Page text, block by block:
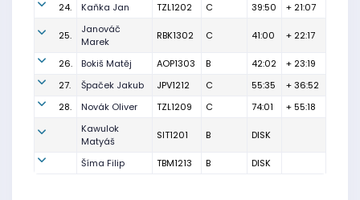
24.
Kaňka Jan TZL1202 C 39:50 + 21:07
25.
Janováč
Marek
RBK1302 C 41:00 + 22:17
26. Bokiš Matěj AOP1303 B 42:02
+ 23:19
27.
Špaček Jakub JPV1212 C 55:35
+ 36:52
28.
Novák Oliver TZL1209 C 74:01
+ 55:18
Kawulok
Matyáš
SIT1201 B DISK
Šíma Filip TBM1213 B DISK